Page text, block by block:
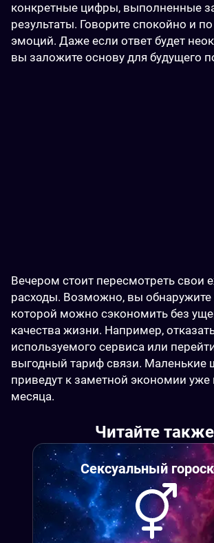
конкретные цифры, выполненные
результаты. Говорите спокойно и по
эмоций. Даже если ответ будет
вы заложите основу для будущего
Вечером стоит пересмотреть свои
расходы. Возможно, вы обнаружите
которой можно сэкономить без
качества жизни. Например,
используемого сервиса или
выгодный тариф связи. Маленькие
приведут к заметной экономии уже
месяца.
Читайте также
Сексуальный